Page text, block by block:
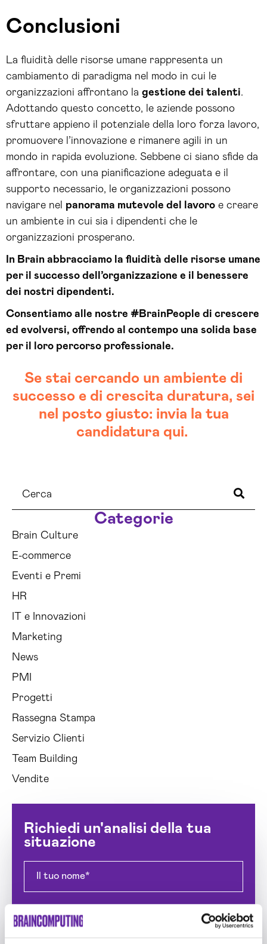
Conclusioni
La fluidità delle risorse umane rappresenta un
cambiamento di paradigma nel modo in cui le
organizzazioni affrontano la gestione dei talenti.
Adottando questo concetto, le aziende possono
sfruttare appieno il potenziale della loro forza lavoro,
promuovere l’innovazione e rimanere agili in un
mondo in rapida evoluzione. Sebbene ci siano sfide da
affrontare, con una pianificazione adeguata e il
supporto necessario, le organizzazioni possono
navigare nel panorama mutevole del lavoro e creare
un ambiente in cui sia i dipendenti che le
organizzazioni prosperano.
In Brain abbracciamo la fluidità delle risorse umane
per il successo dell’organizzazione e il benessere
dei nostri dipendenti.
Consentiamo alle nostre #BrainPeople di crescere
ed evolversi, offrendo al contempo una solida base
per il loro percorso professionale.
Se stai cercando un ambiente di
successo e di crescita duratura, sei
nel posto giusto: invia la tua
candidatura qui.
Categorie
Brain Culture
E-commerce
Eventi e Premi
HR
IT e Innovazioni
Marketing
News
PMI
Progetti
Rassegna Stampa
Servizio Clienti
Team Building
Vendite
Richiedi un'analisi della tua
situazione